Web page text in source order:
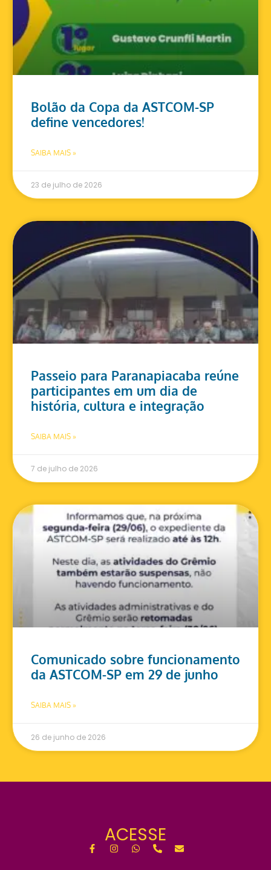
Bolão da Copa da ASTCOM-SP
define vencedores!
SAIBA MAIS »
23 de julho de 2026
Passeio para Paranapiacaba reúne
participantes em um dia de
história, cultura e integração
SAIBA MAIS »
7 de julho de 2026
Comunicado sobre funcionamento
da ASTCOM-SP em 29 de junho
SAIBA MAIS »
26 de junho de 2026
ACESSE